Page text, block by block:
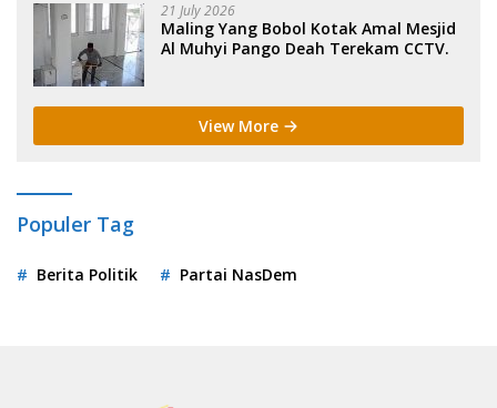
21 July 2026
Maling Yang Bobol Kotak Amal Mesjid
Al Muhyi Pango Deah Terekam CCTV.
View More
Populer Tag
Berita Politik Partai NasDem